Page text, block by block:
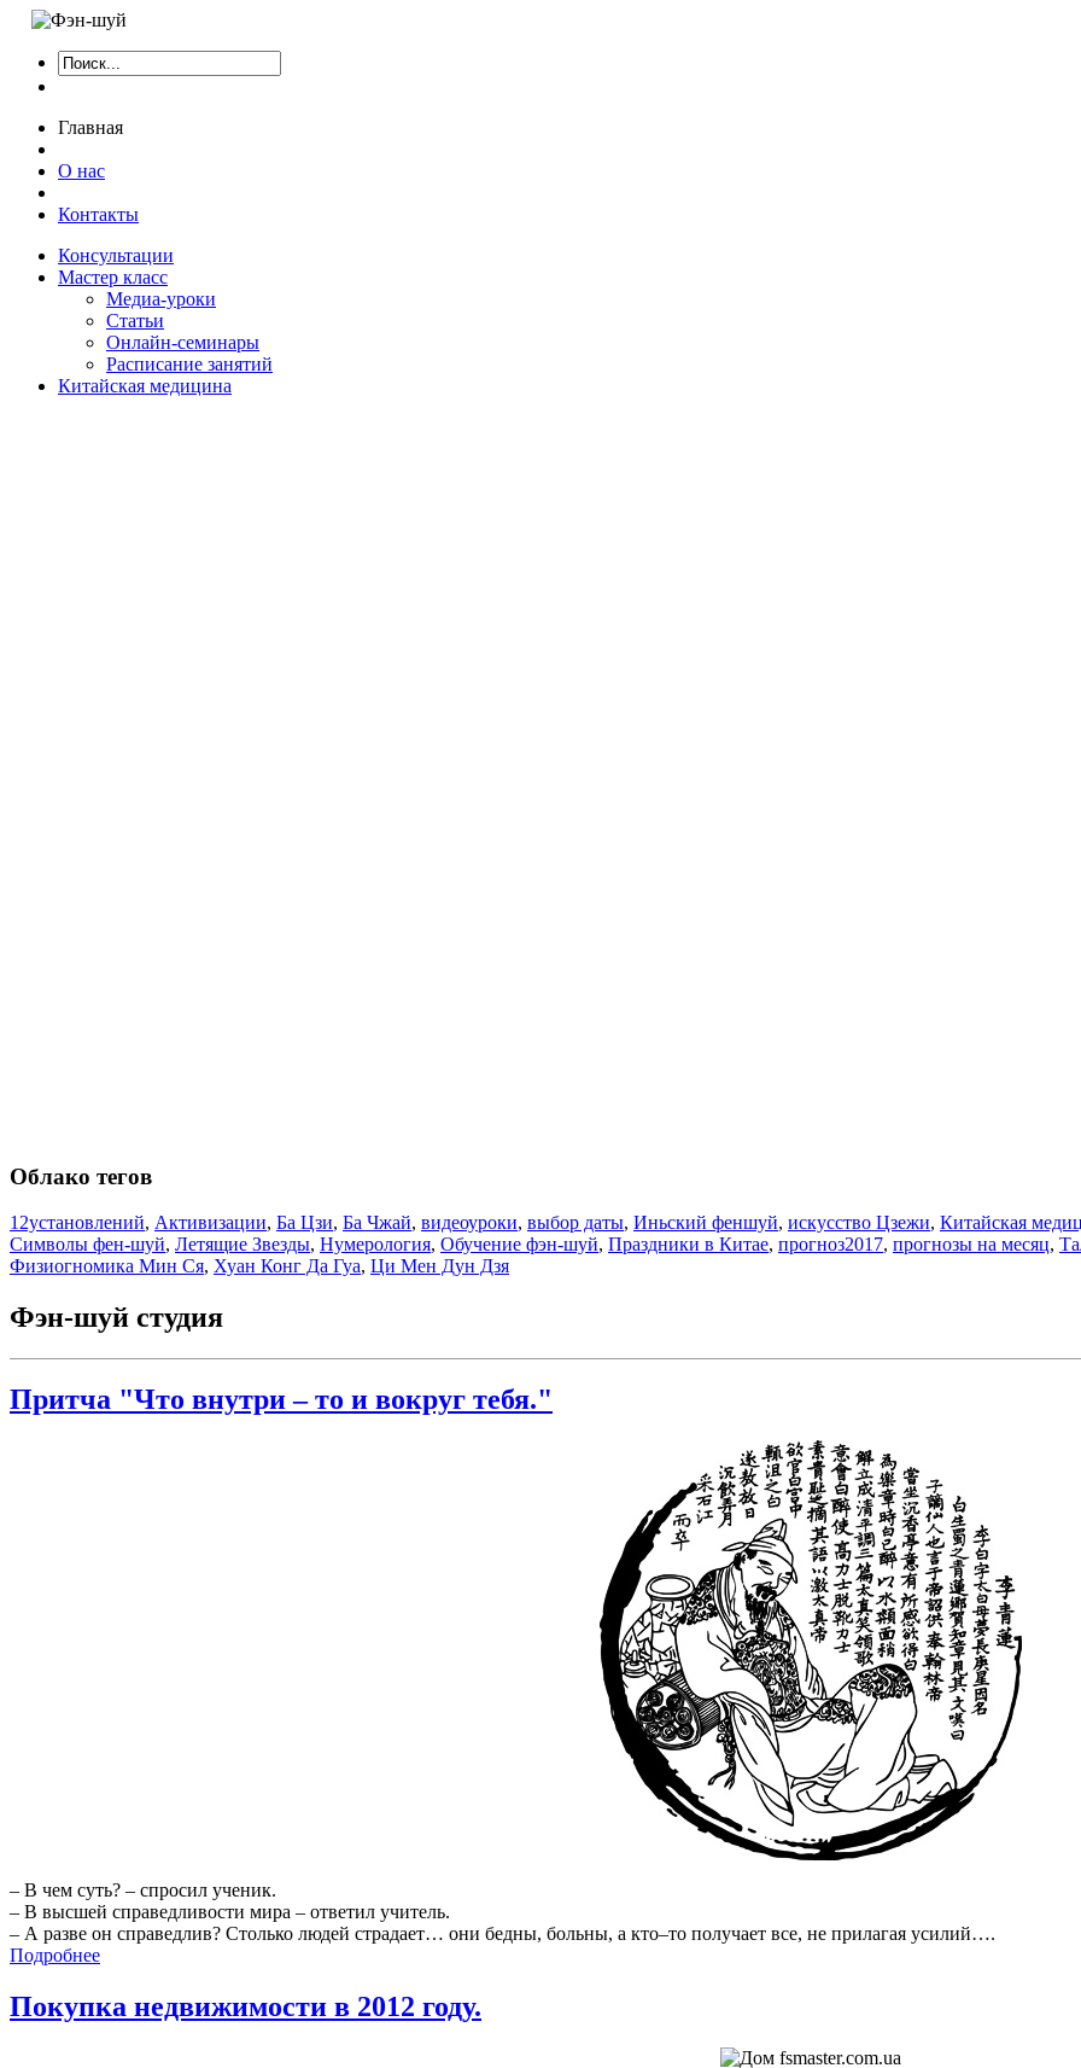
Главная
О нас
Контакты
Консультации
Мастер класс
Медиа-уроки
Статьи
Онлайн-семинары
Расписание занятий
Китайская медицина
Облако тегов
12установлений, Активизации, Ба Цзи, Ба Чжай, видеоуроки, выбор даты, Иньский феншуй, искусство Цзежи, Китайская
Символы фен-шуй, Летящие Звезды, Нумерология, Обучение фэн-шуй, Праздники в Китае, прогноз2017, прогнозы на месяц,
Физиогномика Мин Ся, Хуан Конг Да Гуа, Ци Мен Дун Дзя
Фэн-шуй студия
Притча "Что внутри – то и вокруг тебя."
– В чем суть? – спросил ученик.
– В высшей справедливости мира – ответил учитель.
– А разве он справедлив? Столько людей страдает… они бедны, больны, а кто–то получает все, не прилагая усилий….
Подробнее
Покупка недвижимости в 2012 году.